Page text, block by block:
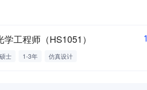
学工程师（HS1051）
硕士 1-3年 仿真设计